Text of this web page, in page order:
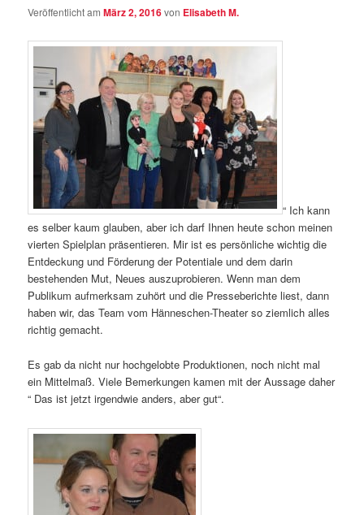
Veröffentlicht amMärz 2, 2016von Elisabeth M.
“ Ich kann
es selber kaum glauben, aber ich darf Ihnen heute schon meinen
vierten Spielplan präsentieren. Mir ist es persönliche wichtig die
Entdeckung und Förderung der Potentiale und dem darin
bestehenden Mut, Neues auszuprobieren. Wenn man dem
Publikum aufmerksam zuhört und die Presseberichte liest, dann
haben wir, das Team vom Hänneschen-Theater so ziemlich alles
richtig gemacht.
Es gab da nicht nur hochgelobte Produktionen, noch nicht mal
ein Mittelmaß. Viele Bemerkungen kamen mit der Aussage daher
“ Das ist jetzt irgendwie anders, aber gut“.